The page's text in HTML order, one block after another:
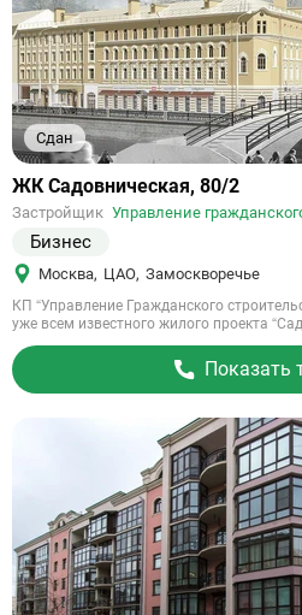
Сдан
Ссылка
объект
ЖК Садовническая, 80/2
Застройщик Управление
Бизнес
Москва, ЦАО, Замоскворечье
КП “Управление Гражданского
уже всем известного жилого проекта
Показать